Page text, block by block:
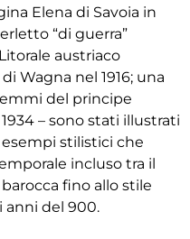
Elena di Savoia in
“di guerra”
austriaco
Wagna nel 1916; una
del principe
– sono stati illustrati
stilistici che
incluso tra il
barocca fino allo stile
anni del 900.